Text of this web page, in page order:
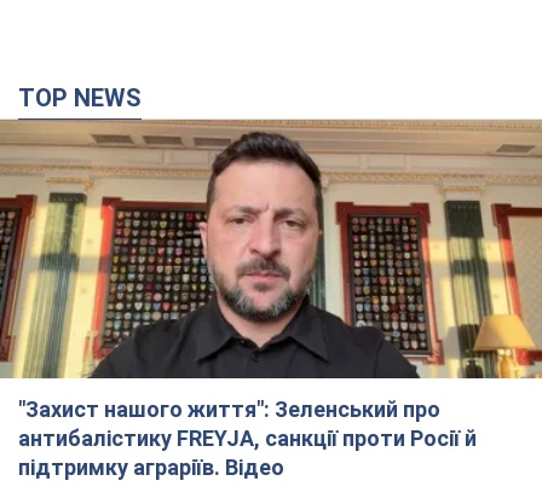
TOP NEWS
"Захист нашого життя": Зеленський про
антибалістику FREYJA, санкції проти Росії й
підтримку аграріїв. Відео